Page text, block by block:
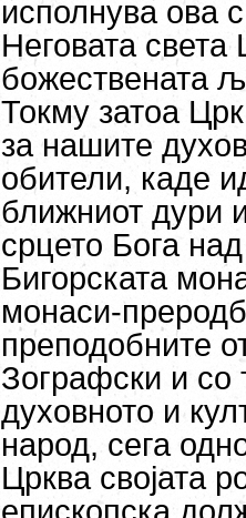
исполнува ова
Неговата света
божествената
Токму затоа
за нашите
обители, каде
ближниот дури
срцето Бога
Бигорската
монаси-
преподобните
Зографски и со
духовното и
народ, сега
Црква својата